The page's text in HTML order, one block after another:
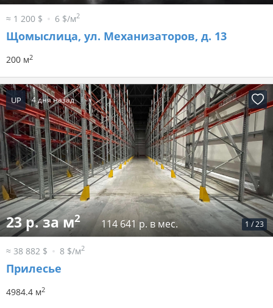
≈ 1 200 $ 6 $/м2
Щомыслица, ул. Механизаторов, д. 13
200 м2
UP 4 дня назад
1 /23
23 р. за м2 114 641 р. в мес.
≈ 38 882 $ 8 $/м2
Прилесье
4984.4 м2